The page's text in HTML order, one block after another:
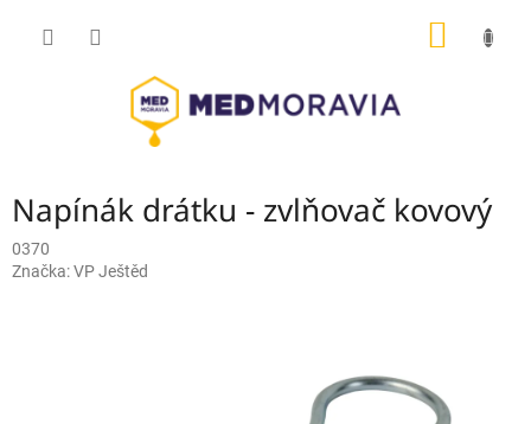
Napínák drátku - zvlňovač kovový
0370
Značka:VP Ještěd